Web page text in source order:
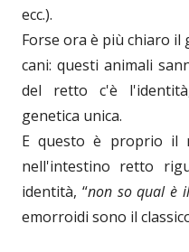
ecc.).
Forse ora è più chiaro il
cani: questi animali
del retto c'è
genetica unica.
E questo è proprio il
nell'intestino retto
identità, “non so qual è
emorroidi sono il